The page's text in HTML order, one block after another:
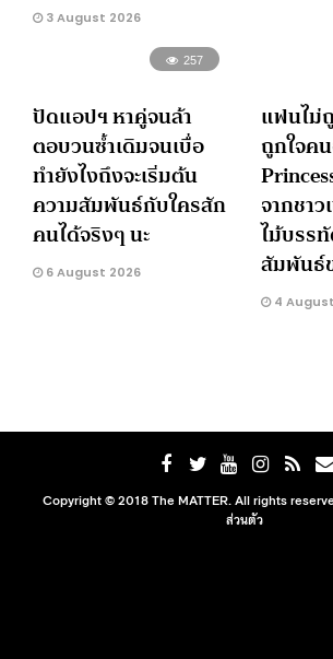
3 August 2026
257
ปัดแอปฯ หาคู่จนล้า
ตอบวนซ้ำเดิมจนเบื่อ
ทำยังไงถึงจะเริ่มต้น
ความสัมพันธ์กับใครสัก
คนได้จริงๆ นะ
6 August 2026
แฟนไม่
ถูกใจค
จากชา
ไม้บรร
สัมพันธ์
4
Copyright © 2018 The MATTER. All rights
ส่วนตัว